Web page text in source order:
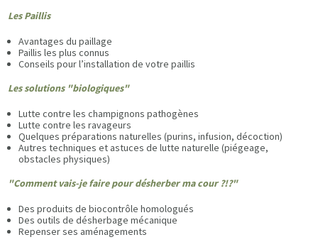
Les Paillis
Avantages du paillage
Paillis les plus connus
Conseils pour l’installation de votre paillis
Les solutions "biologiques"
Lutte contre les champignons pathogènes
Lutte contre les ravageurs
Quelques préparations naturelles (purins, infusion, décoction)
Autres techniques et astuces de lutte naturelle (piégeage,
obstacles physiques)
"Comment vais-je faire pour désherber ma cour ?!?"
Des produits de biocontrôle homologués
Des outils de désherbage mécanique
Repenser ses aménagements